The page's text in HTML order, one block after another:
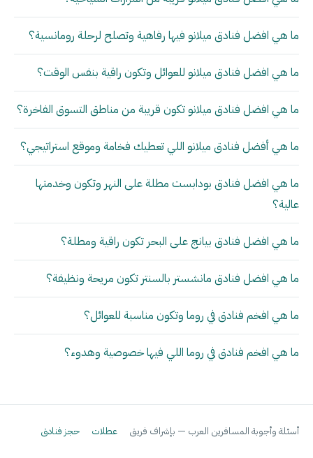
ما هي افضل فنادق ميلانو فيها رفاهية وتصلح لرحلة رومانسية؟
ما هي افضل فنادق ميلانو للعوائل وتكون راقية بنفس الوقت؟
ما هي افضل فنادق ميلانو تكون قريبة من مناطق التسوق الفاخرة؟
ما هي أفضل فنادق ميلانو اللي تعطيك فخامة وموقع استراتيجي؟
ما هي افضل فنادق بودابست مطلة على النهر وتكون وخدمتها
عالية؟
ما هي افضل فنادق بيانج على البحر تكون راقية ومطلة؟
ما هي افضل فنادق مانشستر بالسنتر تكون مريحة ونظيفة؟
ما هي افخم فنادق في روما وتكون مناسبة للعوائل؟
ما هي افخم فنادق في روما اللي فيها خصوصية وهدوء؟
أسئلة وأجوبة المسافرين العرب — بإشراف فريق عطلات حجز فنادق